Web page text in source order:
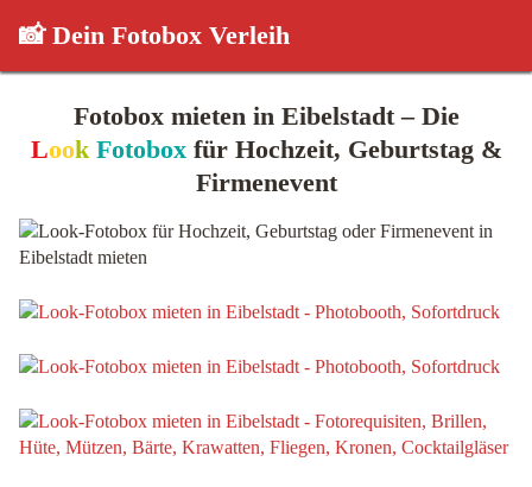
📸 Dein Fotobox Verleih
Fotobox mieten in Eibelstadt – Die
Look Fotoboxfür Hochzeit, Geburtstag &
Firmenevent